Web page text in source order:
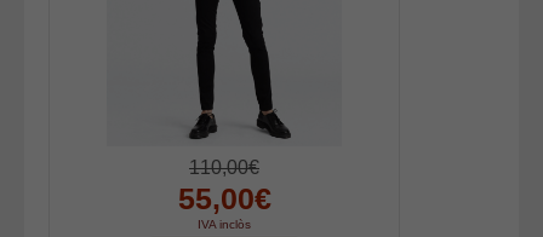
110,00€
55,00€
IVA inclòs